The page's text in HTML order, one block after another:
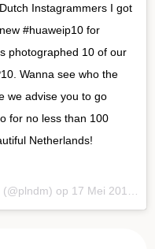
Instagrammers I got
#huaweip10 for
photographed 10 of our
Wanna see who the
we advise you to go
for no less than 100
Netherlands!
op 17 Mei 2017 om 10:09 PDT